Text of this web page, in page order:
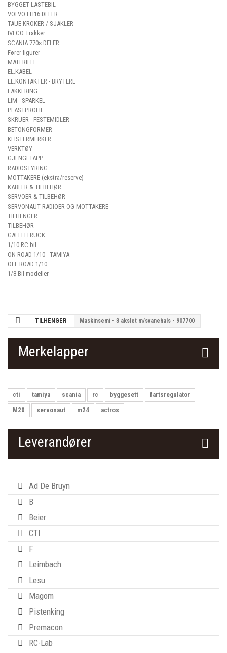
BYGGET LASTEBIL
VOLVO FH16 DELER
TAUE-KROKER / SJAKLER
IVECO Trakker
SCANIA 770s DELER
Fører figurer
MATERIELL
EL.KABEL
EL.KONTAKTER - BRYTERE
LAKKERING
LIM - SPARKEL
PLASTPROFIL
SKRUER - FESTEMIDLER
BETONGFORMER
KLISTERMERKER
VERKTØY
GJENGETAPP
RADIOSTYRING
MOTTAKERE (ekstra/reserve)
KABLER & TILBEHØR
SERVOER & TILBEHØR
SERVONAUT RADIOER OG MOTTAKERE
TILHENGER
TILBEHØR
GAFFELTRUCK
1/10 RC bil
ON ROAD 1/10 - TAMIYA
OFF ROAD 1/10
1/8 Bil-modeller
TILHENGER Maskinsemi - 3 akslet m/svanehals - 907700
Merkelapper
cti tamiya scania rc byggesett
fartsregulator
M20
servonaut m24 actros
Leverandører
Ad De Bruyn
B
Beier
CTI
F
Leimbach
Lesu
Magom
Pistenking
Premacon
RC-Lab